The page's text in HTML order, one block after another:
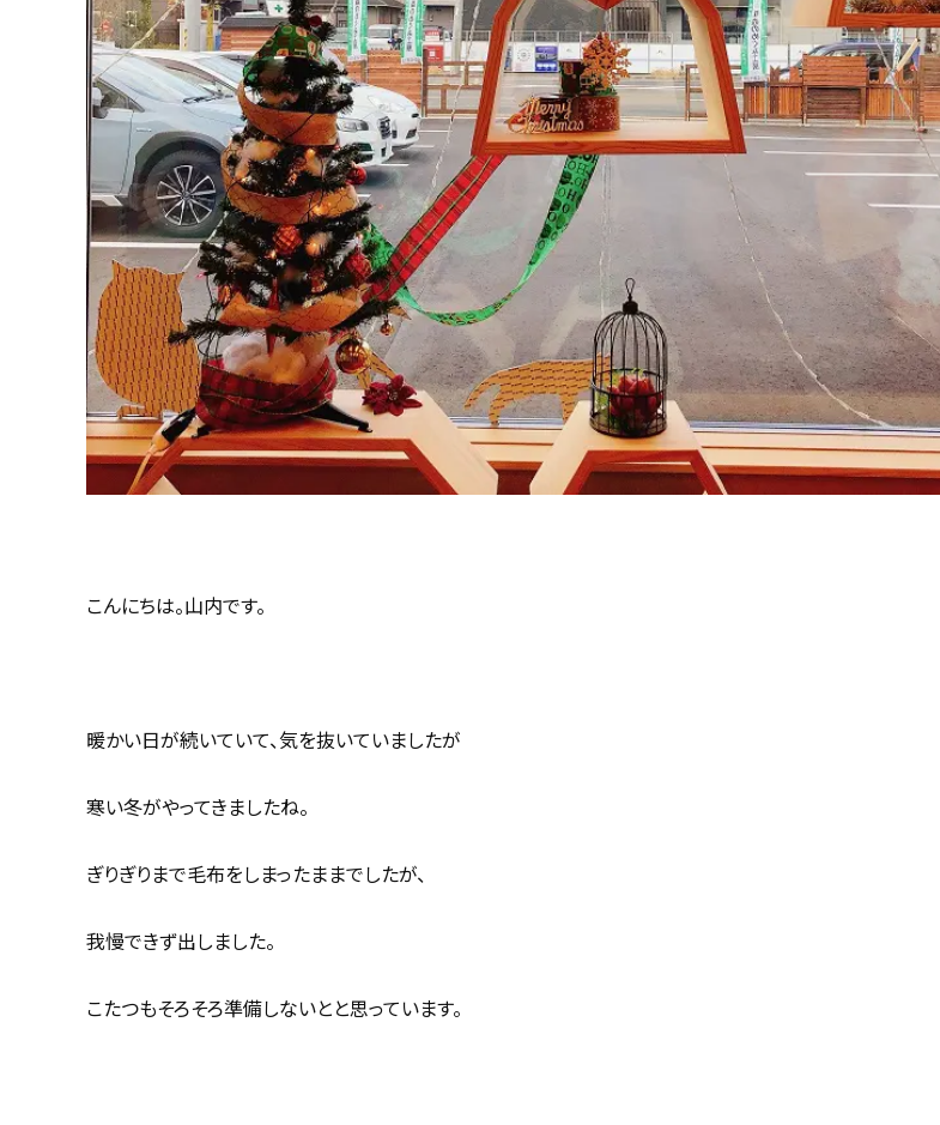
こんにちは。山内です。
暖かい日が続いていて、気を抜いていましたが
寒い冬がやってきましたね。
ぎりぎりまで毛布をしまったままでしたが、
我慢できず出しました。
こたつもそろそろ準備しないとと思っています。